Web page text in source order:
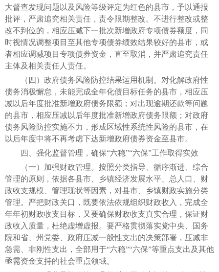
大督查发现问题以及风险等级评定为红色的县市，予以通报
批评，严肃追究相关责任，责令限期整改。不进行整改或整
改不到位的，相应压减下一批次新增政府专项债券额度，同
时视情况调整项目至其他专项债券绩效结果较好的县市，或
者相应调减项目专项债券资金，直至取消，并严肃追究责任
主体及相关责任人责任。
（四）政府债务风险防控结果运用机制。对化解政府性
债务消极懈怠，未能完成全年化债目标任务的县市，相应压
减以后年度批准新增政府债务限额；对出现逾期还款等问题
的县市，相应压减以后年度批准新增政府债务限额；对政府
债务风险防控实施不力，形成区域性系统性风险的县市，在
以后年度中将不再考虑下达新增政府债券资金至县市。
四、强化监督管理，确保“六稳”“六保”工作取得实效
（一）加强财政管理。按照分类指导、循序渐进、综合
管理的原则，依据各县市、乡镇经济发展水平、总人口、财
政收支规模、管理现状等因素，对县市、乡镇财政实施分类
管理。严把财政关口，既要依法依规组织财政收入，完成全
年年初财政收支目标，又要确保财政收支真实合理，保证财
政收入质量，杜绝虚增虚报。要严格贯彻落实党中央、国务
院和省、州党委、政府压减一般性支出的决策部署，压减非
急需、非刚性支出，全部用于“六稳”“六保”等重点支出及其他
亟需资金支持的社会重点领域。